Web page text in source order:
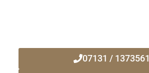
07131 / 1373561